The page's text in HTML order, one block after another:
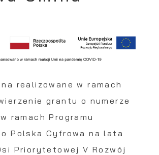
realizowane w ramach
grantu o numerze
ramach Programu
Polska Cyfrowa na lata
Priorytetowej V Rozwój
czy wypełniania
plikom cookies strona, z
może działać bez zakłóceń.
i personalizacyjne
cookies umożliwiają stronie
oraz personalizację
korzystania z funkcjonalności